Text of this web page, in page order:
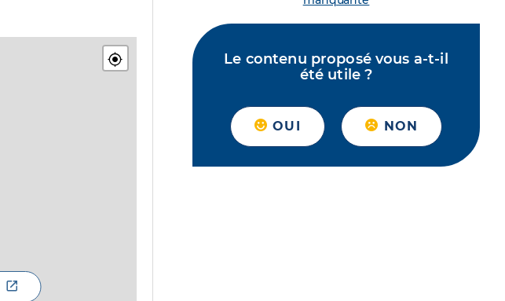
Le contenu proposé vous a-t-il
été utile ?
OUI NON